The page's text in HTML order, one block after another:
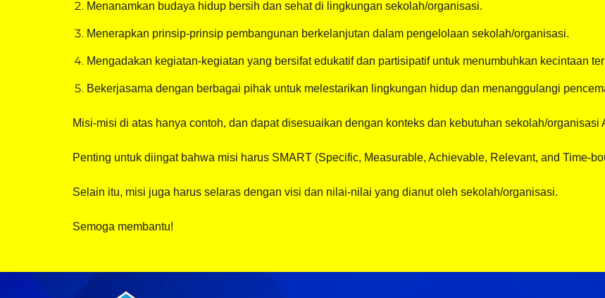
Menanamkan budaya hidup bersih dan sehat di lingkungan sekolah/organisasi.
Menerapkan prinsip-prinsip pembangunan berkelanjutan dalam pengelolaan sekolah/organisasi.
Mengadakan kegiatan-kegiatan yang bersifat edukatif dan partisipatif untuk menumbuhkan kecintaan
Bekerjasama dengan berbagai pihak untuk melestarikan lingkungan hidup dan menanggulangi
Misi-misi di atas hanya contoh, dan dapat disesuaikan dengan konteks dan kebutuhan sekolah/organisasi
Penting untuk diingat bahwa misi harus SMART (Specific, Measurable, Achievable, Relevant, and Time-
Selain itu, misi juga harus selaras dengan visi dan nilai-nilai yang dianut oleh sekolah/organisasi.
Semoga membantu!